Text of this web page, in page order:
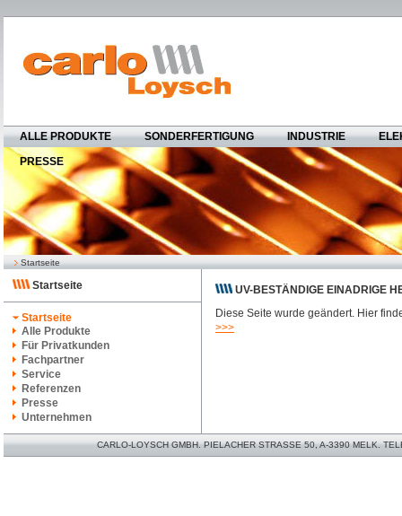
ALLE PRODUKTE SONDERFERTIGUNG INDUSTRIE
PRESSE
Startseite
Startseite
Startseite
Alle Produkte
Für Privatkunden
Fachpartner
Service
Referenzen
Presse
Unternehmen
UV-BESTÄNDIGE EINADRIGE
Diese Seite wurde geändert. Hier
>>>
CARLO-LOYSCH GMBH. PIELACHER STRASSE 50, A-3390 MELK.